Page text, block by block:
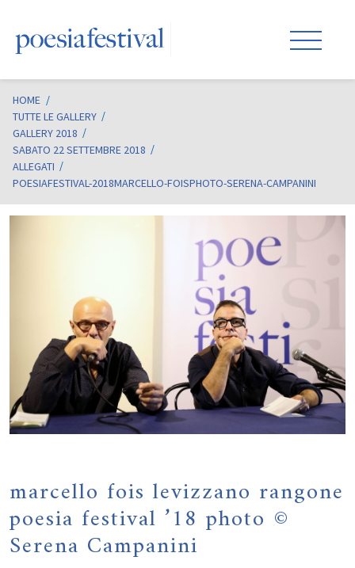
HOME /
TUTTE LE GALLERY
GALLERY 2018
SABATO 22 SETTEMBRE 2018
ALLEGATI
POESIAFESTIVAL-2018MARCELLO-FOISPHOTO-SERENA-CAMPANINI
marcello fois levizzano rangone
poesia festival ’18 photo ©
Serena Campanini